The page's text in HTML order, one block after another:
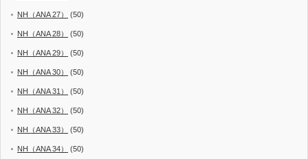
NH（ANA 27） (50)
NH（ANA 28） (50)
NH（ANA 29） (50)
NH（ANA 30） (50)
NH（ANA 31） (50)
NH（ANA 32） (50)
NH（ANA 33） (50)
NH（ANA 34） (50)